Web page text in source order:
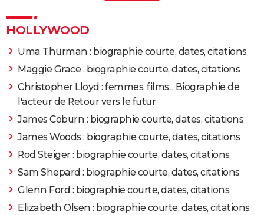
2007 Le Scaphandre et le papillon
2007 Un conte de Noël Rôle: Elizabeth
2006 Anna M.
2004 L'EquipierRôle: Camille
2004 Je ne suis pas là pour être aiméRôle: Françoise
«Fanfan» Rubion
2003 Mister MajestykRôle: Vince Majestyk
2001 Le cavalier traquéRôle: Pinto
Charles tonestone
HOLLYWOOD
Uma Thurman : biographie courte, dates, citations
Maggie Grace : biographie courte, dates, citations
Christopher Lloyd : femmes, films... Biographie de
l'acteur de Retour vers le futur
James Coburn : biographie courte, dates, citations
James Woods : biographie courte, dates, citations
Rod Steiger : biographie courte, dates, citations
Sam Shepard : biographie courte, dates, citations
Glenn Ford : biographie courte, dates, citations
Elizabeth Olsen : biographie courte, dates, citations